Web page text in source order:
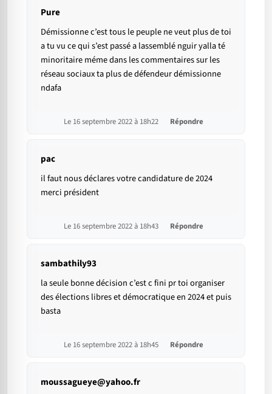
Pure
Démissionne c’est tous le peuple ne veut plus de toi
a tu vu ce qui s’est passé a lassemblé nguir yalla té
minoritaire méme dans les commentaires sur les
réseau sociaux ta plus de défendeur démissionne
ndafa
Le 16 septembre 2022 à 18h22 Répondre
pac
il faut nous déclares votre candidature de 2024
merci président
Le 16 septembre 2022 à 18h43 Répondre
sambathily93
la seule bonne décision c’est c fini pr toi organiser
des élections libres et démocratique en 2024 et puis
basta
Le 16 septembre 2022 à 18h45 Répondre
moussagueye@yahoo.fr